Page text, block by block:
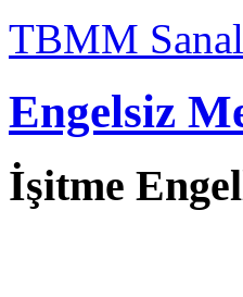
TBMM
Engelsiz
İşitme